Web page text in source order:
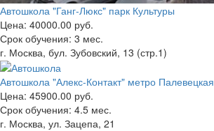
Автошкола "Ганг-Люкс" парк Культуры
Цена: 40000.00 руб.
Срок обучения: 3 мес.
г. Москва, бул. Зубовский, 13 (стр.1)
Автошкола "Алекс-Контакт" метро Палевецкая
Цена: 45900.00 руб.
Срок обучения: 4.5 мес.
г. Москва, ул. Зацепа, 21